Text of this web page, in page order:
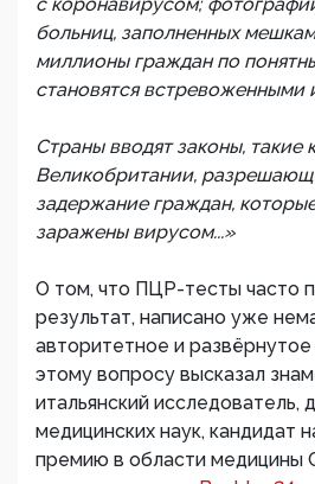
больниц, заполненных
миллионы граждан по
становятся встревоженными
Страны вводят законы, такие
Великобритании,
задержание граждан,
заражены вирусом...»
О том, что ПЦР-тесты часто
результат, написано уже
авторитетное и
этому вопросу высказал
итальянский исследователь,
медицинских наук, кандидат
премию в области медицины